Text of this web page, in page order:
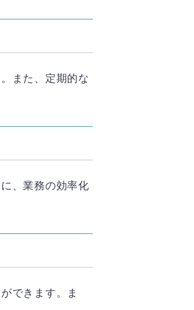
また、定期的な
、業務の効率化
できます。ま